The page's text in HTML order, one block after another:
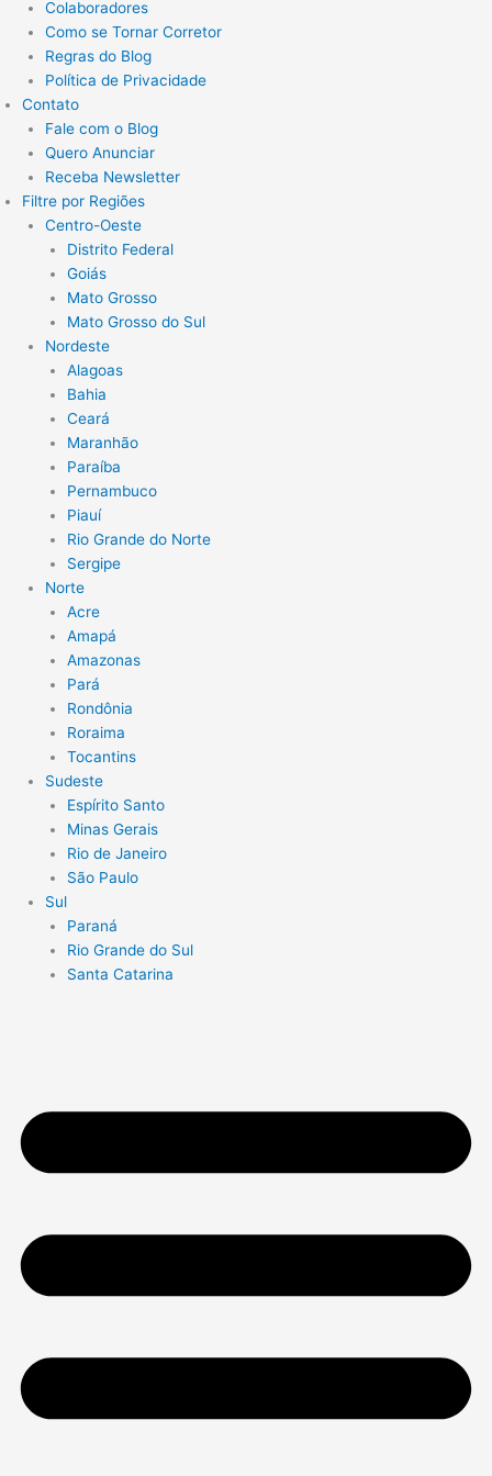
Colaboradores
Como se Tornar Corretor
Regras do Blog
Política de Privacidade
Contato
Fale com o Blog
Quero Anunciar
Receba Newsletter
Filtre por Regiões
Centro-Oeste
Distrito Federal
Goiás
Mato Grosso
Mato Grosso do Sul
Nordeste
Alagoas
Bahia
Ceará
Maranhão
Paraíba
Pernambuco
Piauí
Rio Grande do Norte
Sergipe
Norte
Acre
Amapá
Amazonas
Pará
Rondônia
Roraima
Tocantins
Sudeste
Espírito Santo
Minas Gerais
Rio de Janeiro
São Paulo
Sul
Paraná
Rio Grande do Sul
Santa Catarina